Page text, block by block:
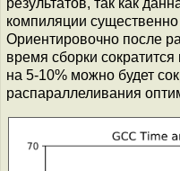
результатов, так как
компиляции
Ориентировочно после
время сборки
на 5-10% можно будет
распараллеливания